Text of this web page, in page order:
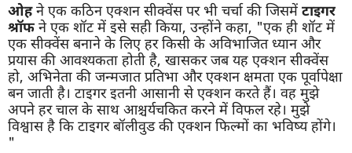
ओहने एक कठिन एक्शन सीक्वेंस पर भी चर्चा की जिसमें टाइगर
श्रॉफ ने एक शॉट में इसे सही किया, उन्होंने कहा, "एक ही शॉट में
एक सीक्वेंस बनाने के लिए हर किसी के अविभाजित ध्यान और
प्रयास की आवश्यकता होती है, खासकर जब यह एक्शन सीक्वेंस
हो, अभिनेता की जन्मजात प्रतिभा और एक्शन क्षमता एक पूर्वापेक्षा
बन जाती है। टाइगर इतनी आसानी से एक्शन करते हैं। वह मुझे
अपने हर चाल के साथ आश्चर्यचकित करने में विफल रहे। मुझे
विश्वास है कि टाइगर बॉलीवुड की एक्शन फिल्मों का भविष्य होंगे।
"